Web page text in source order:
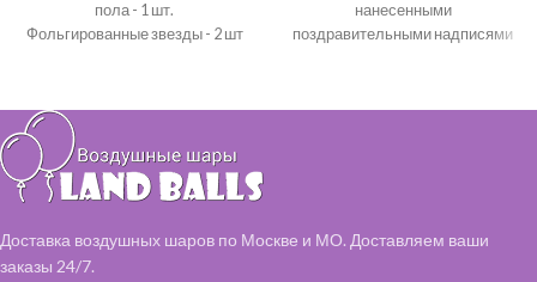
пола - 1 шт.
Фольгированные звезды - 2 шт
(голубой, розовый)
Шарики с конфетти 35 см - 2 шт
(голубой, розовый)
Шарики с обработкой 35 см - 6 шт
(голубой, розовый)
гелием и обрабатываем
специальным составом,
нанесенными
поздравительными надписями
(голубая)
Шарики с обработкой 35 см - 6 шт
Доставка воздушных шаров по Москве и МО. Доставляем ваши
заказы 24/7.